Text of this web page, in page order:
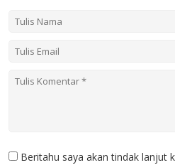
Beritahu saya akan tindak lanjut